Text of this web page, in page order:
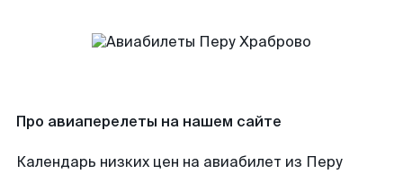
Про авиаперелеты на нашем сайте
Календарь низких цен на авиабилет из Перу